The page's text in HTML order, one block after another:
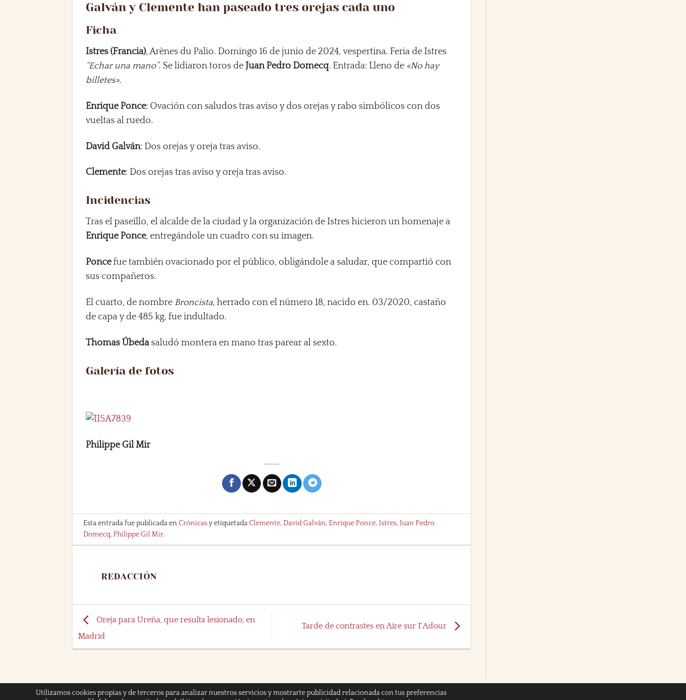
Galván y Clemente han paseado tres orejas cada uno
Ficha
Istres (Francia), Arènes du Palio. Domingo 16 de junio de 2024, vespertina. Feria de Istres
“Echar una mano”. Se lidiaron toros deJuan Pedro Domecq. Entrada: Lleno de «No hay
billetes».
Enrique Ponce: Ovación con saludos tras aviso y dos orejas y rabo simbólicos con dos
vueltas al ruedo.
David Galván: Dos orejas y oreja tras aviso.
Clemente: Dos orejas tras aviso y oreja tras aviso.
Incidencias
Tras el paseíllo, el alcalde de la ciudad y la organización de Istres hicieron un homenaje a
Enrique Ponce, entregándole un cuadro con su imagen.
Poncefue también ovacionado por el público, obligándole a saludar, que compartió con
sus compañeros.
El cuarto, de nombre Broncista, herrado con el número 18, nacido en. 03/2020, castaño
de capa y de 485 kg, fue indultado.
Thomas Úbedasaludó montera en mano tras parear al sexto.
Galería de fotos
Philippe Gil Mir
Esta entrada fue publicada enCrónicasy etiquetadaClemente,David Galván,Enrique Ponce,Istres,Juan Pedro
Domecq,Philippe Gil Mir.
REDACCIÓN
Oreja para Ureña, que resulta lesionado, en
Madrid
Tarde de contrastes en Aire sur I´Adour
Utilizamos cookies propias y de terceros para analizar nuestros servicios y mostrarte publicidad relacionada con tus preferencias